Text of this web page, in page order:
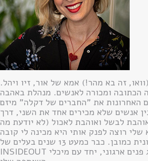
דקלה מלמוד, 41 (וואו, זה בא מהר!) אמא של אור, זיו ויהל.
הכתובה ומכורה לאנשים. מנהלת באהבה
האחרונות את "החברים של דקלה" מיזם
אנשים שלא מכירים אחד את השני, דרך
לבשל ואוהבת לאכול (לא יודעת מה
רוצה לפנק אותי היא מכינה לי קובה
אדומה. צמחונית כמובן. כבר כמעט 13 שנים בעלים של
INSIDEOUT המתמחה במיתוג פנים ארגוני, יחד עם מיכלי